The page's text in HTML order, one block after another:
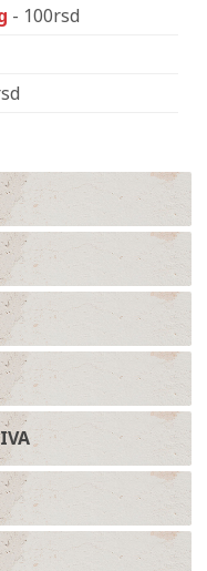
- 100rsd